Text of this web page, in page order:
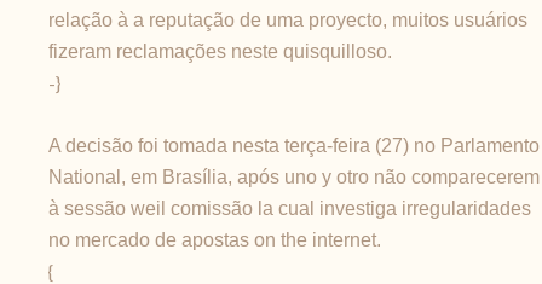
relação à a reputação de uma proyecto, muitos usuários
fizeram reclamações neste quisquilloso.
-}
A decisão foi tomada nesta terça-feira (27) no Parlamento
National, em Brasília, após uno y otro não comparecerem
à sessão weil comissão la cual investiga irregularidades
no mercado de apostas on the internet.
{